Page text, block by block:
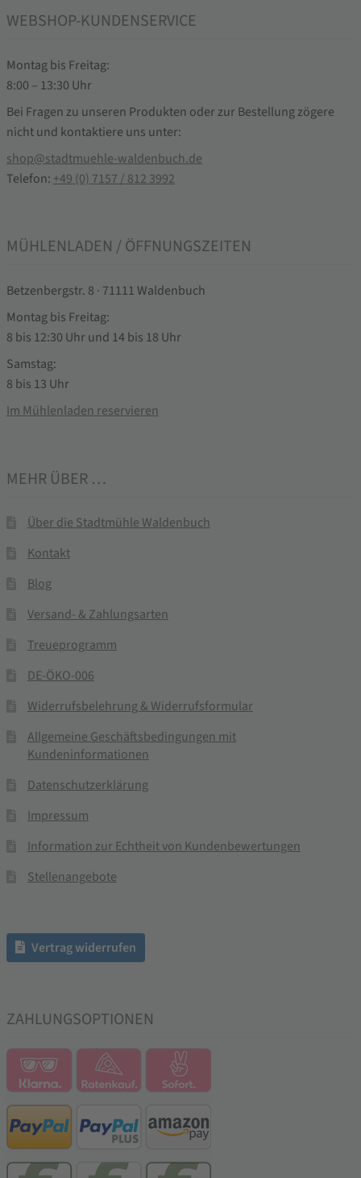
WEBSHOP-KUNDENSERVICE
Montag bis Freitag:
8:00 – 13:30 Uhr
Bei Fragen zu unseren Produkten oder zur Bestellung zögere
nicht und kontaktiere uns unter:
shop@stadtmuehle-waldenbuch.de
Telefon: +49 (0) 7157 / 812 3992
MÜHLENLADEN / ÖFFNUNGSZEITEN
Betzenbergstr. 8 · 71111 Waldenbuch
Montag bis Freitag:
8 bis 12:30 Uhr und 14 bis 18 Uhr
Samstag:
8 bis 13 Uhr
Im Mühlenladen reservieren
MEHR ÜBER …
Über die Stadtmühle Waldenbuch
Kontakt
Blog
Versand- & Zahlungsarten
Treueprogramm
DE-ÖKO-006
Widerrufsbelehrung & Widerrufsformular
Allgemeine Geschäftsbedingungen mit
Kundeninformationen
Datenschutzerklärung
Impressum
Information zur Echtheit von Kundenbewertungen
Stellenangebote
Vertrag widerrufen
ZAHLUNGSOPTIONEN